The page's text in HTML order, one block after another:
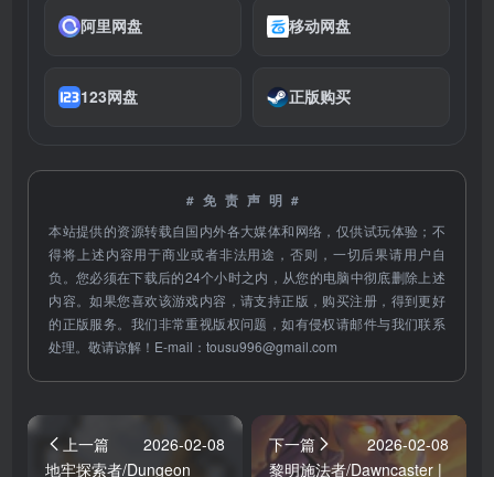
阿里网盘 移动网盘
123网盘 正版购买
#免责声明#
本站提供的资源转载自国内外各大媒体和网络，仅供试玩体验；不
得将上述内容用于商业或者非法用途，否则，一切后果请用户自
负。您必须在下载后的24个小时之内，从您的电脑中彻底删除上述
内容。如果您喜欢该游戏内容，请支持正版，购买注册，得到更好
的正版服务。我们非常重视版权问题，如有侵权请邮件与我们联系
处理。敬请谅解！E-mail：tousu996@gmail.com
上一篇
2026-02-08
地牢探索者/Dungeon
下一篇
2026-02-08
黎明施法者/Dawncaster |